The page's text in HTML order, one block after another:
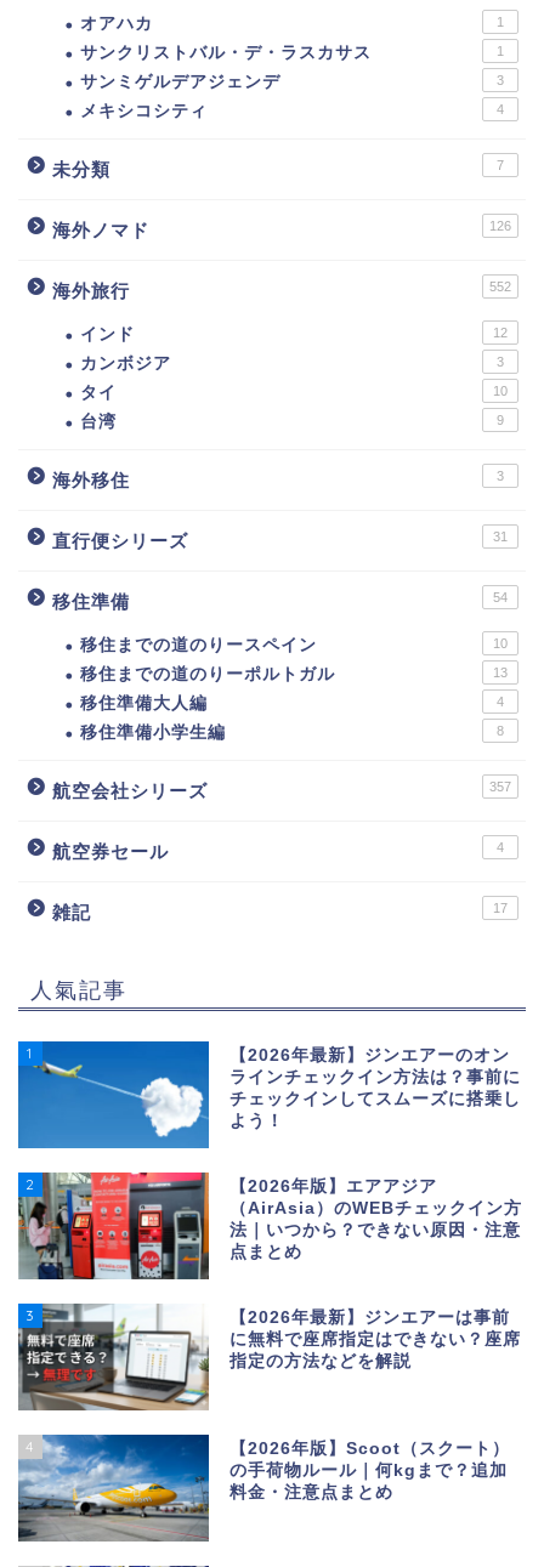
オアハカ 1
サンクリストバル・デ・ラスカサス 1
サンミゲルデアジェンデ 3
メキシコシティ 4
未分類 7
海外ノマド 126
海外旅行 552
インド 12
カンボジア 3
タイ 10
台湾 9
海外移住 3
直行便シリーズ 31
移住準備 54
移住までの道のりースペイン 10
移住までの道のりーポルトガル 13
移住準備大人編 4
移住準備小学生編 8
航空会社シリーズ 357
航空券セール 4
雑記 17
人氣記事
1
【2026年最新】ジンエアーのオン
ラインチェックイン方法は？事前に
チェックインしてスムーズに搭乗し
よう！
2
【2026年版】エアアジア
（AirAsia）のWEBチェックイン方
法｜いつから？できない原因・注意
点まとめ
3
【2026年最新】ジンエアーは事前
に無料で座席指定はできない？座席
指定の方法などを解説
4
【2026年版】Scoot（スクート）
の手荷物ルール｜何kgまで？追加
料金・注意点まとめ